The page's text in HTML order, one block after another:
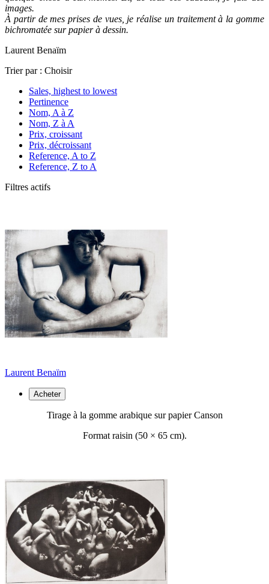
images.
À partir de mes prises de vues, je réalise un traitement à la gomme
bichromatée sur papier à dessin.
Laurent Benaïm
Trier par : Choisir
Sales, highest to lowest
Pertinence
Nom, A à Z
Nom, Z à A
Prix, croissant
Prix, décroissant
Reference, A to Z
Reference, Z to A
Filtres actifs
Laurent Benaïm
Acheter
Tirage à la gomme arabique sur papier Canson
Format raisin (50 × 65 cm).